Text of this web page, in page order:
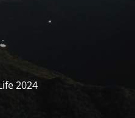
2024